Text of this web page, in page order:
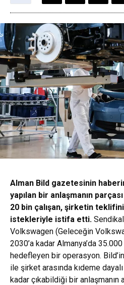
Alman Bild gazetesinin
yapılan bir anlaşmanın
20 bin çalışan, şirketin
istekleriyle istifa etti.
Volkswagen (Geleceğin
2030’a kadar Almanya’da
hedefleyen bir operasyon.
ile şirket arasında kıdeme
kadar çıkabildiği bir anlaşmanın